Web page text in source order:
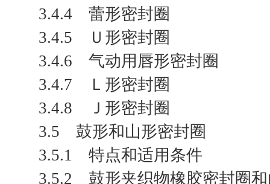
3.4.4 蕾形密封圈
3.4.5 Ｕ形密封圈
3.4.6 气动用唇形密封圈
3.4.7 Ｌ形密封圈
3.4.8 Ｊ形密封圈
3.5 鼓形和山形密封圈
3.5.1 特点和适用条件
3.5.2 鼓形夹织物橡胶密封圈